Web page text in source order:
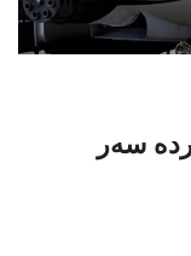
سەر